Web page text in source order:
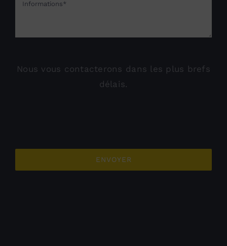
Nous vous contacterons dans les plus brefs
délais.
ENVOYER